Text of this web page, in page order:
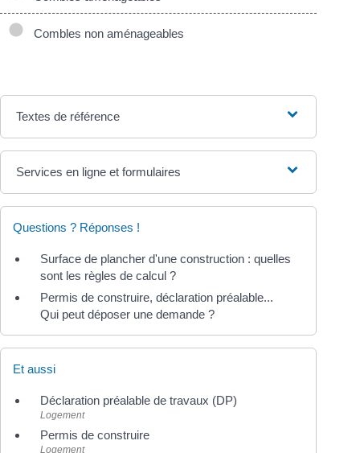
Combles non aménageables
Textes de référence
Services en ligne et formulaires
Questions ? Réponses !
Surface de plancher d'une construction : quelles
sont les règles de calcul ?
Permis de construire, déclaration préalable...
Qui peut déposer une demande ?
Et aussi
Déclaration préalable de travaux (DP)
Logement
Permis de construire
Logement